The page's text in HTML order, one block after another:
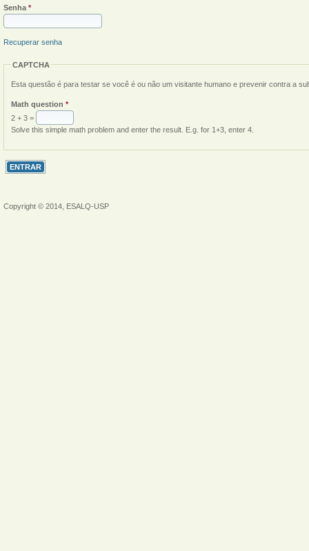
Senha *
Recuperar senha
CAPTCHA
Esta questão é para testar se você é ou não um visitante humano e prevenir contra a
Math question *
2 + 3 =
Solve this simple math problem and enter the result. E.g. for 1+3, enter 4.
Copyright © 2014, ESALQ-USP